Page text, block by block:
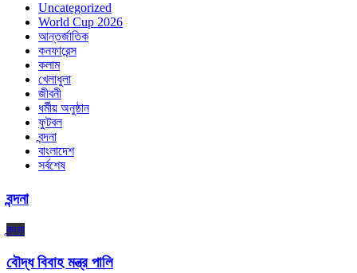
Uncategorized
World Cup 2026
আন্তর্জাতিক
কনফারেন্স
কলাম
খেলাধুলা
জীবনী
ধর্মীয় অনুষ্ঠান
ফুটবল
বন্দনা
বাংলাদেশ
সর্বশেষ
বন্দনা
বন্দনা
বৌদ্ধ বিবাহ মন্ত্র পালি